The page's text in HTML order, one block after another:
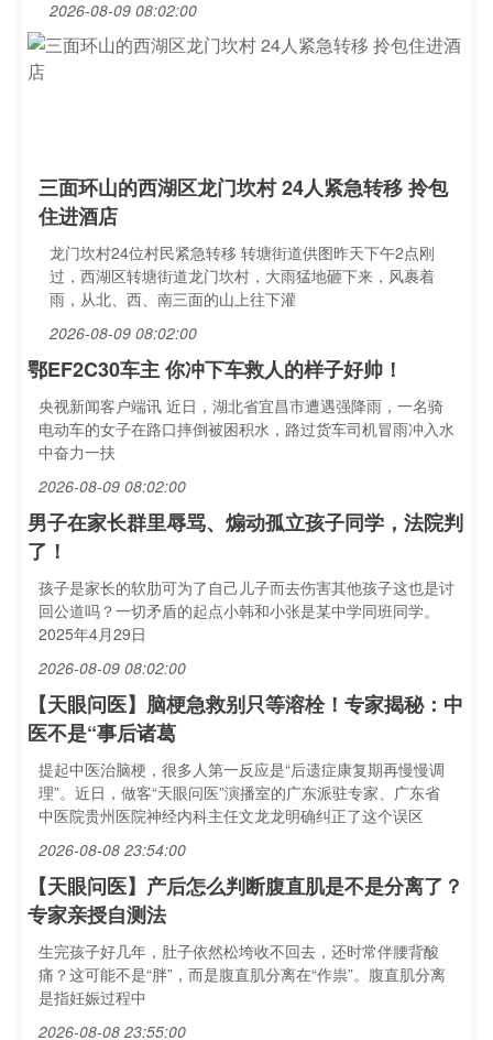
2026-08-09 08:02:00
三面环山的西湖区龙门坎村 24人紧急转移 拎包
住进酒店
龙门坎村24位村民紧急转移 转塘街道供图昨天下午2点刚
过，西湖区转塘街道龙门坎村，大雨猛地砸下来，风裹着
雨，从北、西、南三面的山上往下灌
2026-08-09 08:02:00
鄂EF2C30车主 你冲下车救人的样子好帅！
央视新闻客户端讯 近日，湖北省宜昌市遭遇强降雨，一名骑
电动车的女子在路口摔倒被困积水，路过货车司机冒雨冲入水
中奋力一扶
2026-08-09 08:02:00
男子在家长群里辱骂、煽动孤立孩子同学，法院判
了！
孩子是家长的软肋可为了自己儿子而去伤害其他孩子这也是讨
回公道吗？一切矛盾的起点小韩和小张是某中学同班同学。
2025年4月29日
2026-08-09 08:02:00
【天眼问医】脑梗急救别只等溶栓！专家揭秘：中
医不是“事后诸葛
提起中医治脑梗，很多人第一反应是“后遗症康复期再慢慢调
理”。近日，做客“天眼问医”演播室的广东派驻专家、广东省
中医院贵州医院神经内科主任文龙龙明确纠正了这个误区
2026-08-08 23:54:00
【天眼问医】产后怎么判断腹直肌是不是分离了？
专家亲授自测法
生完孩子好几年，肚子依然松垮收不回去，还时常伴腰背酸
痛？这可能不是“胖”，而是腹直肌分离在“作祟”。腹直肌分离
是指妊娠过程中
2026-08-08 23:55:00